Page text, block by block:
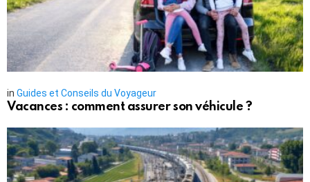
in Guides et Conseils du Voyageur
Vacances : comment assurer son véhicule ?